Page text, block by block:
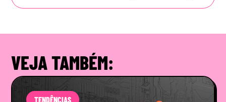
VEJA TAMBÉM:
TENDÊNCIAS